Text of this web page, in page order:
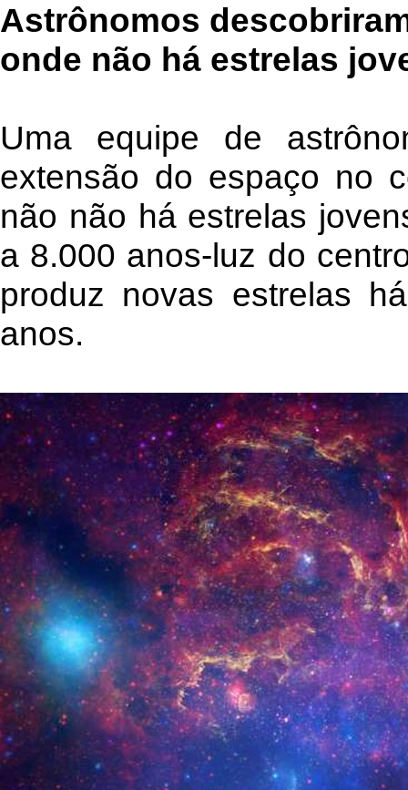
Astrônomos
onde não há estrelas
Uma equipe de
extensão do espaço no
não não há estrelas
a 8.000 anos-luz do
produz novas estrelas
anos.